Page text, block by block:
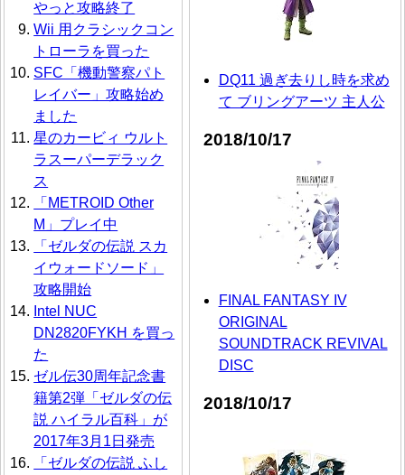
やっと攻略終了
Wii 用クラシックコン
トローラを買った
SFC「機動警察パト
レイバー」攻略始め
ました
星のカービィ ウルト
ラスーパーデラック
ス
「METROID Other
M」プレイ中
「ゼルダの伝説 スカ
イウォードソード」
攻略開始
Intel NUC
DN2820FYKH を買っ
た
ゼル伝30周年記念書
籍第2弾「ゼルダの伝
説 ハイラル百科」が
2017年3月1日発売
「ゼルダの伝説 ふし
DQ11 過ぎ去りし時を求め
て ブリングアーツ 主人公
2018/10/17
FINAL FANTASY IV
ORIGINAL
SOUNDTRACK REVIVAL
DISC
2018/10/17